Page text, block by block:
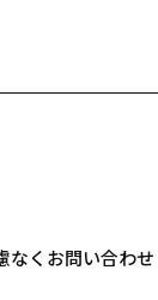
なくお問い合わ